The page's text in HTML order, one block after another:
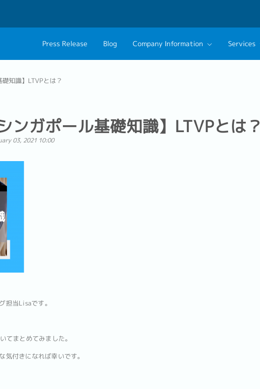
Press Release Blog Company Information
Group CEO Message
Services
知識】LTVPとは？
ンガポール基礎知識】LTVPとは？
03, 2021 10:00
担当Lisaです。
てまとめてみました。
気付きになれば幸いです。